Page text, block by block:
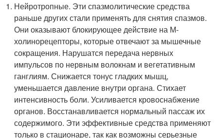
Нейротропные. Эти спазмолитические средства
раньше других стали применять для снятия спазмов.
Они оказывают блокирующее действие на М-
холинорецепторы, которые отвечают за мышечные
сокращения. Нарушатся передача нервных
импульсов по нервным волокнам и вегетативным
ганглиям. Снижается тонус гладких мышц,
уменьшается давление внутри органа. Стихает
интенсивность боли. Усиливается кровоснабжение
органов. Восстанавливается нормальный пассаж их
содержимого. Эти эффективные средства применяют
только в стационаре, так как возможны серьезные